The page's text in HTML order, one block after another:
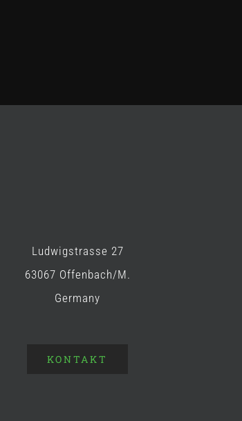
Ludwigstrasse 27
63067 Offenbach/M.
Germany
KONTAKT